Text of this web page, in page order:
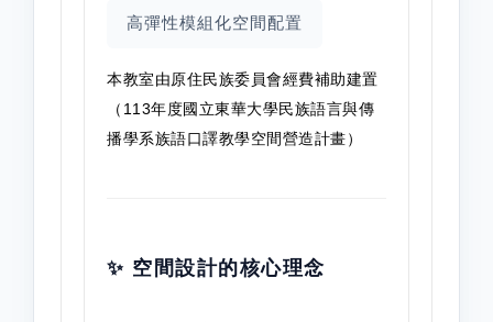
高彈性模組化空間配置
本教室由原住民族委員會經費補助建置
（113年度國立東華大學民族語言與傳
播學系族語口譯教學空間營造計畫）
✨ 空間設計的核心理念